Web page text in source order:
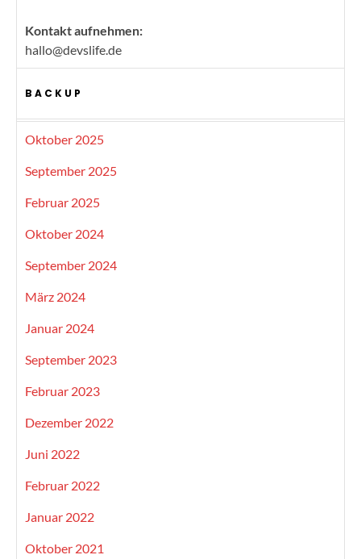
Kontakt aufnehmen:
hallo@devslife.de
BACKUP
Oktober 2025
September 2025
Februar 2025
Oktober 2024
September 2024
März 2024
Januar 2024
September 2023
Februar 2023
Dezember 2022
Juni 2022
Februar 2022
Januar 2022
Oktober 2021